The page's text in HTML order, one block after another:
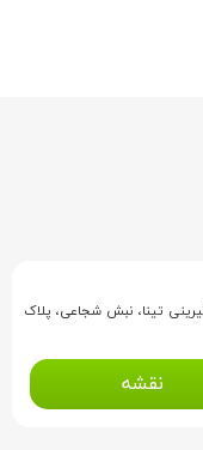
شیرینی تینا، نبش شجاعی، پلاک
نقشه